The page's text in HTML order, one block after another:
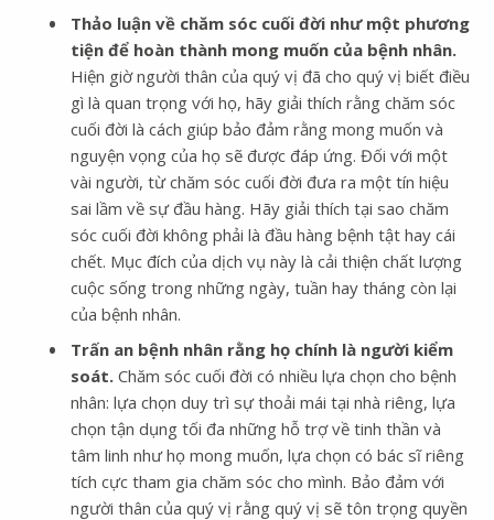
Thảo luận về chăm sóc cuối đời như một phương
tiện để hoàn thành mong muốn của bệnh nhân.
Hiện giờ người thân của quý vị đã cho quý vị biết điều
gì là quan trọng với họ, hãy giải thích rằng chăm sóc
cuối đời là cách giúp bảo đảm rằng mong muốn và
nguyện vọng của họ sẽ được đáp ứng. Đối với một
vài người, từ chăm sóc cuối đời đưa ra một tín hiệu
sai lầm về sự đầu hàng. Hãy giải thích tại sao chăm
sóc cuối đời không phải là đầu hàng bệnh tật hay cái
chết. Mục đích của dịch vụ này là cải thiện chất lượng
cuộc sống trong những ngày, tuần hay tháng còn lại
của bệnh nhân.
Trấn an bệnh nhân rằng họ chính là người kiểm
soát. Chăm sóc cuối đời có nhiều lựa chọn cho bệnh
nhân: lựa chọn duy trì sự thoải mái tại nhà riêng, lựa
chọn tận dụng tối đa những hỗ trợ về tinh thần và
tâm linh như họ mong muốn, lựa chọn có bác sĩ riêng
tích cực tham gia chăm sóc cho mình. Bảo đảm với
người thân của quý vị rằng quý vị sẽ tôn trọng quyền